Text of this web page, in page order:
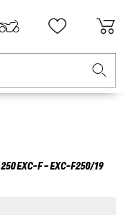
250 EXC-F - EXC-F250/19